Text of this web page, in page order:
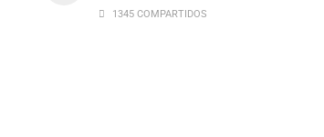
1345 COMPARTIDOS